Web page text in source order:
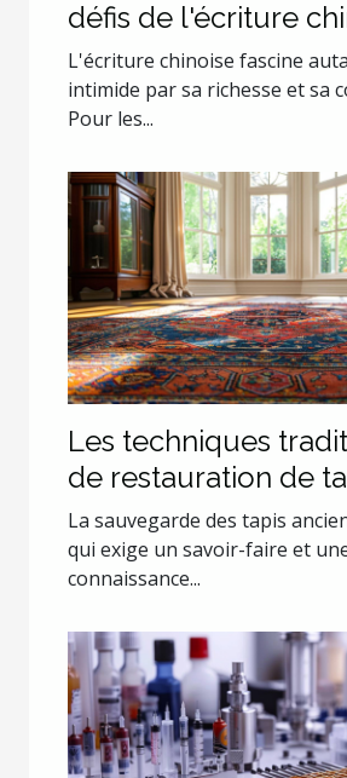
défis de l'écriture
L'écriture chinoise fascine
intimide par sa richesse et sa
Pour les...
Les techniques
de restauration de
anciens
La sauvegarde des tapis
qui exige un savoir-faire et
connaissance...